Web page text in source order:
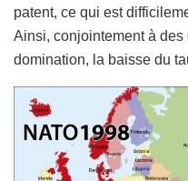
patent, ce qui est
Ainsi, conjointement à
domination, la baisse du